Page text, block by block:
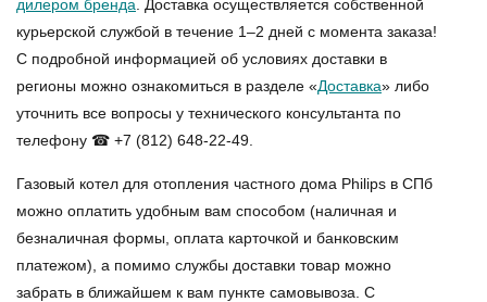
дилером бренда . Доставка осуществляется собственной
курьерской службой в течение 1–2 дней с момента заказа!
С подробной информацией об условиях доставки в
регионы можно ознакомиться в разделе «Доставка» либо
уточнить все вопросы у технического консультанта по
телефону ☎ +7 (812) 648-22-49.
Газовый котел для отопления частного дома Philips в СПб
можно оплатить удобным вам способом (наличная и
безналичная формы, оплата карточкой и банковским
платежом), а помимо службы доставки товар можно
забрать в ближайшем к вам пункте самовывоза. С